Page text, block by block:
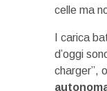
celle ma
I carica
d’oggi
charger”,